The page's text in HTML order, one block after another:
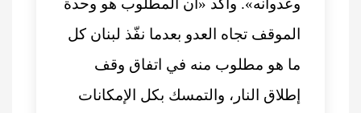
وعدوانه». وأكد «أن المطلوب هو وحدة
الموقف تجاه العدو بعدما نفّذ لبنان كل
ما هو مطلوب منه في اتفاق وقف
إطلاق النار، والتمسك بكل الإمكانات